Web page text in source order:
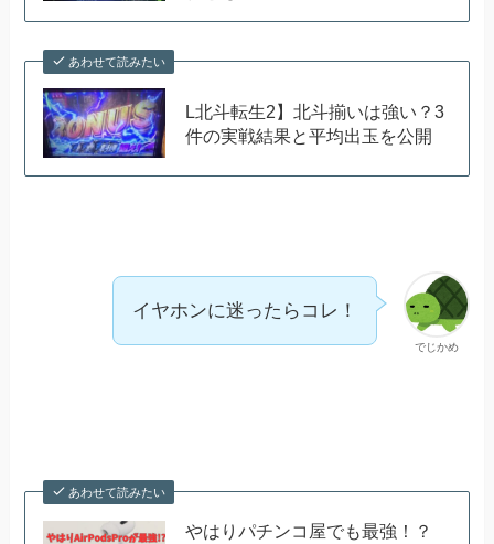
あわせて読みたい
L北斗転生2】北斗揃いは強い？3
件の実戦結果と平均出玉を公開
でじかめ
イヤホンに迷ったらコレ！
あわせて読みたい
やはりパチンコ屋でも最強！？